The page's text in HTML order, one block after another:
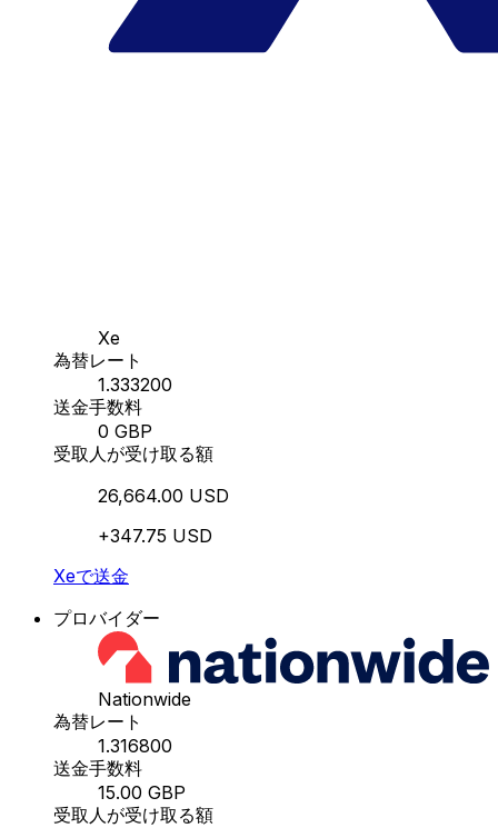
Xe
為替レート
1.333200
送金手数料
0 GBP
受取人が受け取る額
26,664.00 USD
+347.75 USD
Xeで送金
プロバイダー
Nationwide
為替レート
1.316800
送金手数料
15.00 GBP
受取人が受け取る額